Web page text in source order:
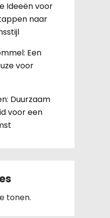
Ideeën voor
naar
Een
voor
Duurzaam
voor een
tonen.